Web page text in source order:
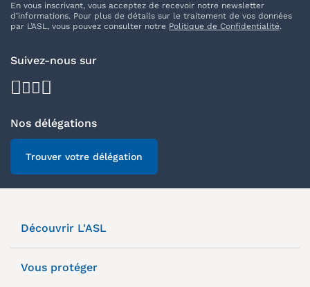
En vous inscrivant, vous acceptez de recevoir notre newsletter
d’informations. Pour plus de détails sur le traitement de vos données
par L’ASL, vous pouvez consulter notre Politique de Confidentialité.
Suivez-nous sur
facebook
instagram
linkedin
Nos délégations
Trouver votre délégation
Découvrir L'ASL
Vous protéger